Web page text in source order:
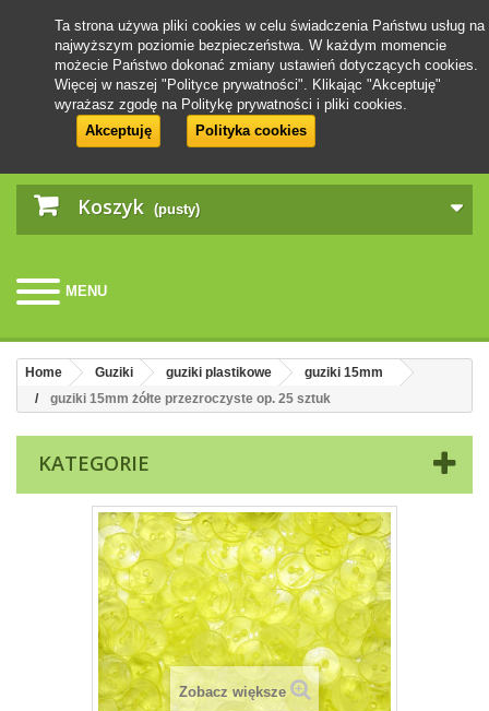
Koszyk (pusty)
MENU
Ta strona używa pliki cookies w celu świadczenia Państwu usług na
najwyższym poziomie bezpieczeństwa. W każdym momencie
możecie Państwo dokonać zmiany ustawień dotyczących cookies.
Więcej w naszej "Polityce prywatności". Klikając "Akceptuję"
wyrażasz zgodę na Politykę prywatności i pliki cookies.
Akceptuję
Polityka cookies
Home Guziki guziki plastikowe
guziki 15mm
guziki 15mm żółte przezroczyste op. 25 sztuk
KATEGORIE
Zobacz większe